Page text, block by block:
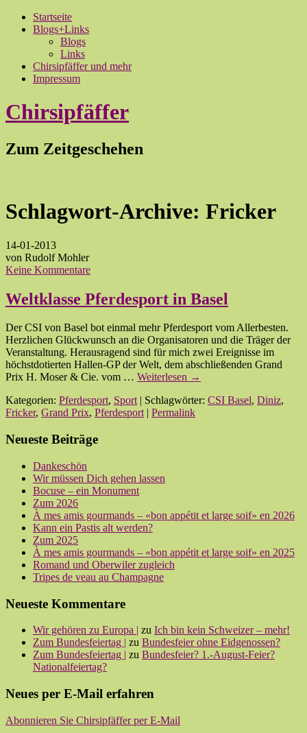
Startseite
Blogs+Links
Blogs
Links
Chirsipfäffer und mehr
Impressum
Chirsipfäffer
Zum Zeitgeschehen
Schlagwort-Archive: Fricker
14-01-2013
von Rudolf Mohler
Keine Kommentare
Weltklasse Pferdesport in Basel
Der CSI von Basel bot einmal mehr Pferdesport vom Allerbesten.
Herzlichen Glückwunsch an die Organisatoren und die Träger der
Veranstaltung. Herausragend sind für mich zwei Ereignisse im
höchstdotierten Hallen-GP der Welt, dem abschließenden Grand
Prix H. Moser & Cie. vom … Weiterlesen →
Kategorien: Pferdesport, Sport| Schlagwörter: CSI Basel, Diniz,
Fricker, Grand Prix, Pferdesport| Permalink
Neueste Beiträge
Dankeschön
Wir müssen Dich gehen lassen
Bocuse – ein Monument
Zum 2026
À mes amis gourmands – «bon appétit et large soif» en 2026
Kann ein Pastis alt werden?
Zum 2025
À mes amis gourmands – «bon appétit et large soif» en 2025
Romand und Oberwiler zugleich
Tripes de veau au Champagne
Neueste Kommentare
Wir gehören zu Europa | zu Ich bin kein Schweizer – mehr!
Zum Bundesfeiertag | zu Bundesfeier ohne Eidgenossen?
Zum Bundesfeiertag | zu Bundesfeier? 1.-August-Feier?
Nationalfeiertag?
Neues per E-Mail erfahren
Abonnieren Sie Chirsipfäffer per E-Mail